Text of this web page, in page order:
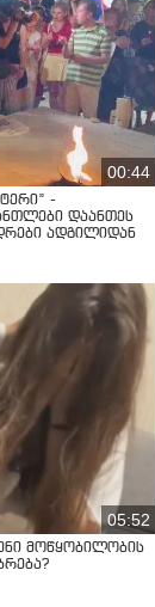
00:44
-
დაანთეს
ადგილიდან
05:52
მოწყობილობის